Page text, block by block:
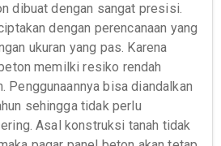
dibuat dengan sangat presisi.
dengan perencanaan yang
ukuran yang pas. Karena
memilki resiko rendah
Penggunaannya bisa diandalkan
sehingga tidak perlu
Asal konstruksi tanah tidak